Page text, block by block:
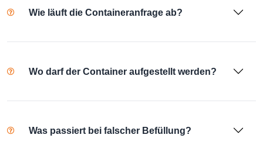
Wie läuft die Containeranfrage ab?
Wo darf der Container aufgestellt werden?
Was passiert bei falscher Befüllung?